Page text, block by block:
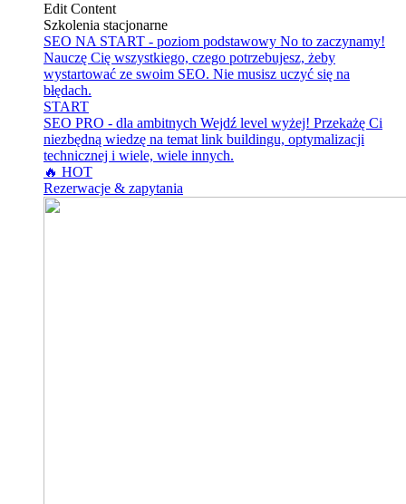
Edit Content
Szkolenia stacjonarne
SEO NA START - poziom podstawowy No to zaczynamy!
Nauczę Cię wszystkiego, czego potrzebujesz, żeby
wystartować ze swoim SEO. Nie musisz uczyć się na
błędach.
START
SEO PRO - dla ambitnych Wejdź level wyżej! Przekażę Ci
niezbędną wiedzę na temat link buildingu, optymalizacji
technicznej i wiele, wiele innych.
🔥 HOT
Rezerwacje & zapytania